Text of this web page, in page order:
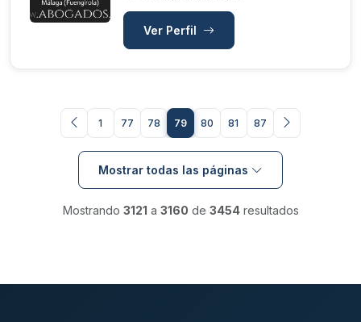
Ver Perfil
1 77 78 79 80 81 87
Mostrar todas las páginas
Mostrando 3121 a 3160 de 3454resultados